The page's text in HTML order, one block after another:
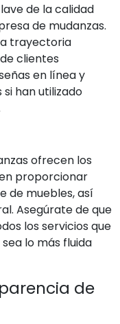
de la calidad
de mudanzas.
trayectoria
clientes
en línea y
han utilizado
ofrecen los
proporcionar
de muebles, así
Asegúrate de que
los servicios que
lo más fluida
de